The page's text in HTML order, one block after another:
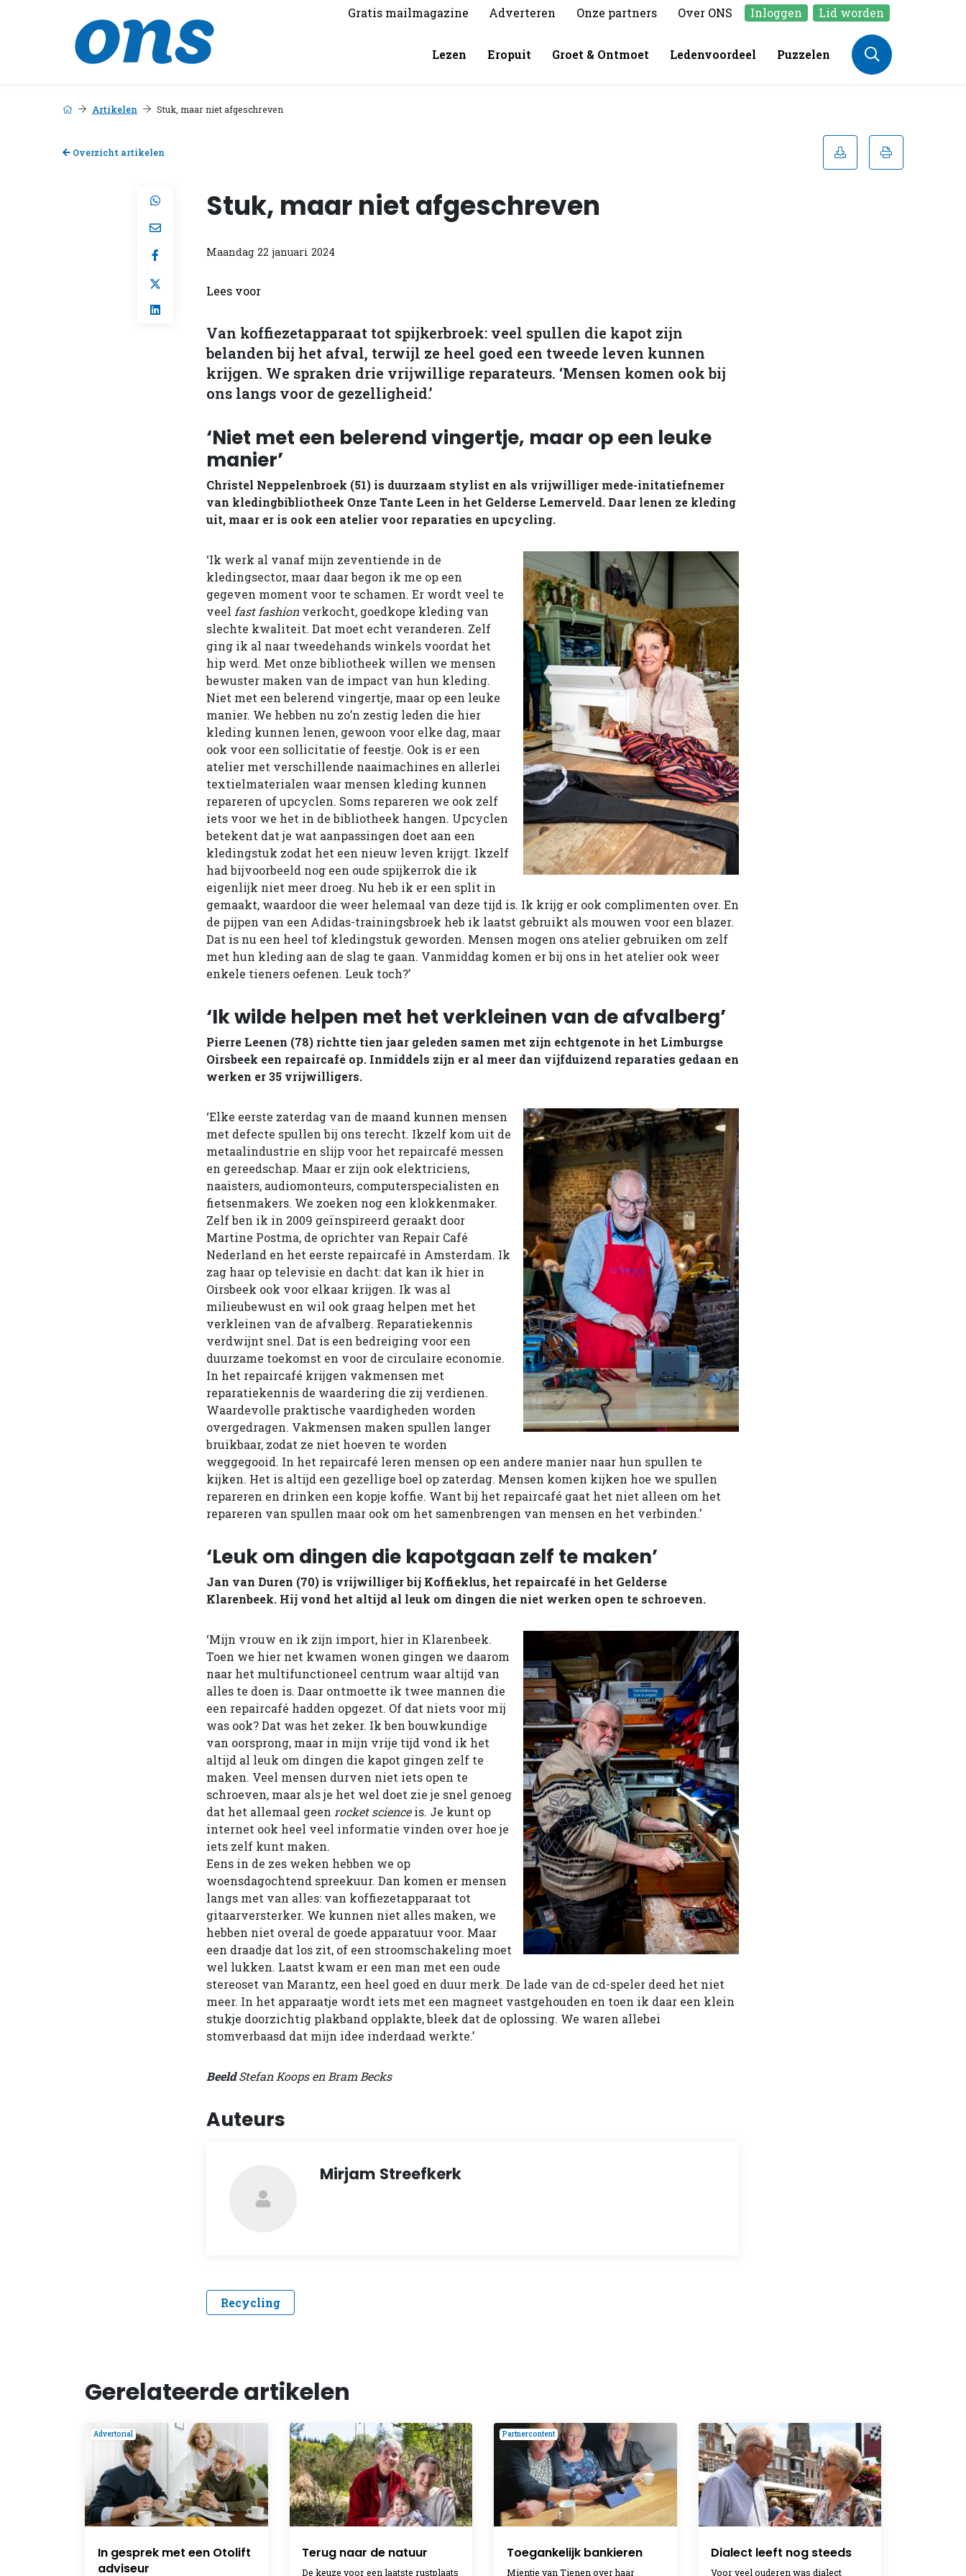
Gratis mailmagazine Adverteren Onze partners Over ONS Inloggen Lid worden
Lezen Eropuit Groet & Ontmoet Ledenvoordeel Puzzelen
Artikelen Stuk, maar niet afgeschreven
Overzicht artikelen
Stuk, maar niet afgeschreven
Maandag 22 januari 2024
Lees voor
Van koffiezetapparaat tot spijkerbroek: veel spullen die kapot zijn
belanden bij het afval, terwijl ze heel goed een tweede leven kunnen
krijgen. We spraken drie vrijwillige reparateurs. ‘Mensen komen ook bij
ons langs voor de gezelligheid.’
‘Niet met een belerend vingertje, maar op een leuke
manier’
Christel Neppelenbroek (51) is duurzaam stylist en als vrijwilliger mede-initatiefnemer
van kledingbibliotheek Onze Tante Leen in het Gelderse Lemerveld. Daar lenen ze kleding
uit, maar er is ook een atelier voor reparaties en upcycling.
‘Ik werk al vanaf mijn zeventiende in de
kledingsector, maar daar begon ik me op een
gegeven moment voor te schamen. Er wordt veel te
veel fast fashionverkocht, goedkope kleding van
slechte kwaliteit. Dat moet echt veranderen. Zelf
ging ik al naar tweedehands winkels voordat het
hip werd. Met onze bibliotheek willen we mensen
bewuster maken van de impact van hun kleding.
Niet met een belerend vingertje, maar op een leuke
manier. We hebben nu zo’n zestig leden die hier
kleding kunnen lenen, gewoon voor elke dag, maar
ook voor een sollicitatie of feestje. Ook is er een
atelier met verschillende naaimachines en allerlei
textielmaterialen waar mensen kleding kunnen
repareren of upcyclen. Soms repareren we ook zelf
iets voor we het in de bibliotheek hangen. Upcyclen
betekent dat je wat aanpassingen doet aan een
kledingstuk zodat het een nieuw leven krijgt. Ikzelf
had bijvoorbeeld nog een oude spijkerrok die ik
eigenlijk niet meer droeg. Nu heb ik er een split in
gemaakt, waardoor die weer helemaal van deze tijd is. Ik krijg er ook complimenten over. En
de pijpen van een Adidas-trainingsbroek heb ik laatst gebruikt als mouwen voor een blazer.
Dat is nu een heel tof kledingstuk geworden. Mensen mogen ons atelier gebruiken om zelf
met hun kleding aan de slag te gaan. Vanmiddag komen er bij ons in het atelier ook weer
enkele tieners oefenen. Leuk toch?’
‘Ik wilde helpen met het verkleinen van de afvalberg’
Pierre Leenen (78) richtte tien jaar geleden samen met zijn echtgenote in het Limburgse
Oirsbeek een repaircafé op. Inmiddels zijn er al meer dan vijfduizend reparaties gedaan en
werken er 35 vrijwilligers.
‘Elke eerste zaterdag van de maand kunnen mensen
met defecte spullen bij ons terecht. Ikzelf kom uit de
metaalindustrie en slijp voor het repaircafé messen
en gereedschap. Maar er zijn ook elektriciens,
naaisters, audiomonteurs, computerspecialisten en
fietsenmakers. We zoeken nog een klokkenmaker.
Zelf ben ik in 2009 geïnspireerd geraakt door
Martine Postma, de oprichter van Repair Café
Nederland en het eerste repaircafé in Amsterdam. Ik
zag haar op televisie en dacht: dat kan ik hier in
Oirsbeek ook voor elkaar krijgen. Ik was al
milieubewust en wil ook graag helpen met het
verkleinen van de afvalberg. Reparatiekennis
verdwijnt snel. Dat is een bedreiging voor een
duurzame toekomst en voor de circulaire economie.
In het repaircafé krijgen vakmensen met
reparatiekennis de waardering die zij verdienen.
Waardevolle praktische vaardigheden worden
overgedragen. Vakmensen maken spullen langer
bruikbaar, zodat ze niet hoeven te worden
weggegooid. In het repaircafé leren mensen op een andere manier naar hun spullen te
kijken. Het is altijd een gezellige boel op zaterdag. Mensen komen kijken hoe we spullen
repareren en drinken een kopje koffie. Want bij het repaircafé gaat het niet alleen om het
repareren van spullen maar ook om het samenbrengen van mensen en het verbinden.’
‘Leuk om dingen die kapotgaan zelf te maken’
Jan van Duren (70) is vrijwilliger bij Koffieklus, het repaircafé in het Gelderse
Klarenbeek. Hij vond het altijd al leuk om dingen die niet werken open te schroeven.
‘Mijn vrouw en ik zijn import, hier in Klarenbeek.
Toen we hier net kwamen wonen gingen we daarom
naar het multifunctioneel centrum waar altijd van
alles te doen is. Daar ontmoette ik twee mannen die
een repaircafé hadden opgezet. Of dat niets voor mij
was ook? Dat was het zeker. Ik ben bouwkundige
van oorsprong, maar in mijn vrije tijd vond ik het
altijd al leuk om dingen die kapot gingen zelf te
maken. Veel mensen durven niet iets open te
schroeven, maar als je het wel doet zie je snel genoeg
dat het allemaal geen rocket scienceis. Je kunt op
internet ook heel veel informatie vinden over hoe je
iets zelf kunt maken.
Eens in de zes weken hebben we op
woensdagochtend spreekuur. Dan komen er mensen
langs met van alles: van koffiezetapparaat tot
gitaarversterker. We kunnen niet alles maken, we
hebben niet overal de goede apparatuur voor. Maar
een draadje dat los zit, of een stroomschakeling moet
wel lukken. Laatst kwam er een man met een oude
stereoset van Marantz, een heel goed en duur merk. De lade van de cd-speler deed het niet
meer. In het apparaatje wordt iets met een magneet vastgehouden en toen ik daar een klein
stukje doorzichtig plakband opplakte, bleek dat de oplossing. We waren allebei
stomverbaasd dat mijn idee inderdaad werkte.’
BeeldStefan Koops en Bram Becks
Auteurs
Mirjam Streefkerk
Recycling
Gerelateerde artikelen
In gesprek met een Otolift
adviseur
Advertorial
Terug naar de natuur
De keuze voor een laatste rustplaats
Toegankelijk bankieren
Mientje van Tienen over haar
Partnercontent
Dialect leeft nog steeds
Voor veel ouderen was dialect